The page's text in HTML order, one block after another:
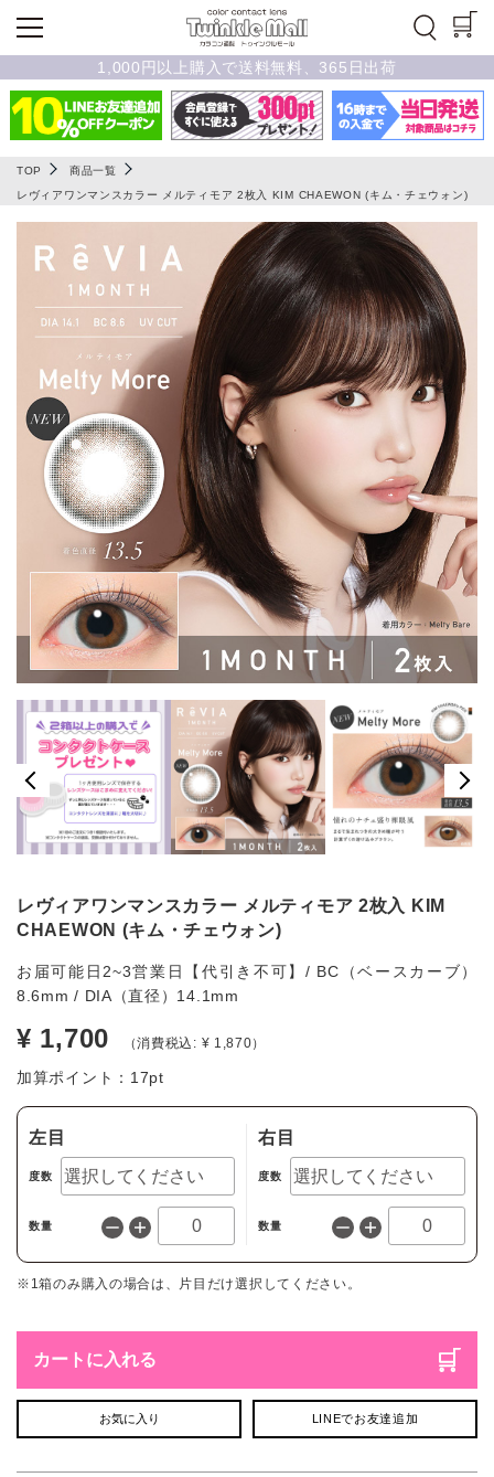
1,000円以上購入で送料無料、365日出荷
TOP
商品一覧
レヴィアワンマンスカラー メルティモア 2枚入 KIM CHAEWON (キム・チェウォン)
レヴィアワンマンスカラー メルティモア 2枚入 KIM
CHAEWON (キム・チェウォン)
お届可能日2~3営業日【代引き不可】/ BC（ベースカーブ）
8.6mm / DIA（直径）14.1mm
¥ 1,700 （消費税込: ¥ 1,870）
加算ポイント： 17pt
左目
度数
数量
右目
度数
数量
※1箱のみ購入の場合は、片目だけ選択してください。
カートに入れる
お気に入り LINEでお友達追加